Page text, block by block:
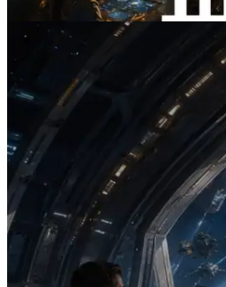
この記事を読む
2026.07.04
ERPC、x402 決済対